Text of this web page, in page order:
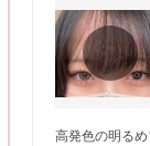
高発色の明るめ